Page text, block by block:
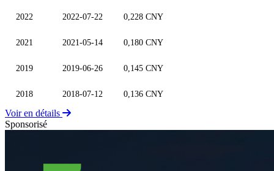
2022 2022-07-22 0,228 CNY
2021 2021-05-14 0,180 CNY
2019 2019-06-26 0,145 CNY
2018 2018-07-12 0,136 CNY
Voir en détails
Sponsorisé